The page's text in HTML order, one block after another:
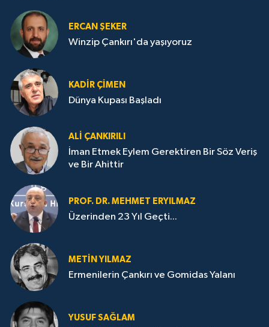
ERCAN ŞEKER
Winzip Çankırı'da yaşıyoruz
KADIR ÇIMEN
Dünya Kupası Başladı
ALI ÇANKIRILI
İman Etmek Eylem Gerektiren Bir Söz Veriş
ve Bir Ahittir
PROF. DR. MEHMET ERYILMAZ
Üzerinden 23 Yıl Geçti...
METIN YILMAZ
Ermenilerin Çankırı ve Gomidas Yalanı
YUSUF SAĞLAM